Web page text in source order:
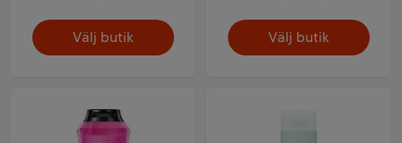
Välj butik Välj butik